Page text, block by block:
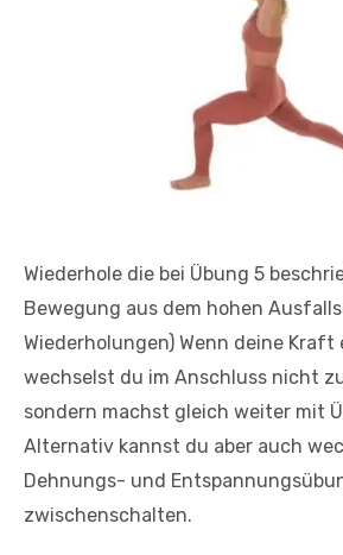
Wiederhole die bei Übung 5
Bewegung aus dem hohen
Wiederholungen) Wenn deine Kraft
wechselst du im Anschluss nicht
sondern machst gleich weiter mit
Alternativ kannst du aber auch
Dehnungs- und
zwischenschalten.